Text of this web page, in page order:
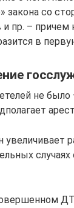
закона со
пр. –
в
не